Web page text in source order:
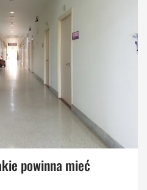
powinna mieć